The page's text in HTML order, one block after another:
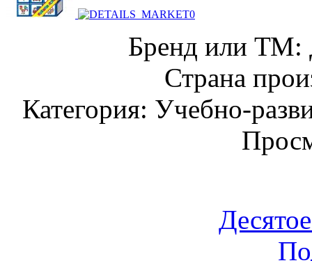
Бренд или ТМ:
Страна
Категория: Учебно-